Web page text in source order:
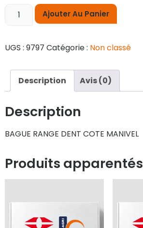
Ajouter Au Panier
UGS : 9797 Catégorie : Non classé
Description Avis (0)
Description
BAGUE RANGE DENT COTE MANIVEL
Produits apparentés